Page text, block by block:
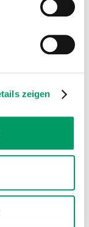
zeigen
Warmblut,
Paso Fino,
Warmblut, Pony
Quarab,
Quarter
Deutsches
Rocky